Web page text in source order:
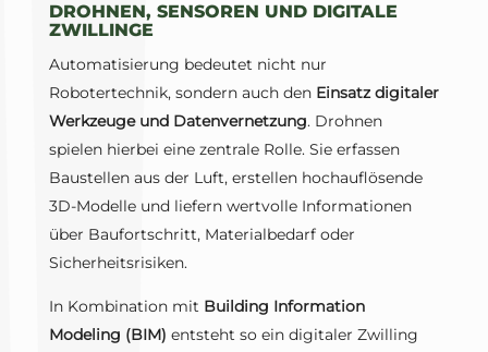
DROHNEN, SENSOREN UND DIGITALE
ZWILLINGE
Automatisierung bedeutet nicht nur
Robotertechnik, sondern auch den Einsatz digitaler
Werkzeuge und Datenvernetzung. Drohnen
spielen hierbei eine zentrale Rolle. Sie erfassen
Baustellen aus der Luft, erstellen hochauflösende
3D-Modelle und liefern wertvolle Informationen
über Baufortschritt, Materialbedarf oder
Sicherheitsrisiken.
In Kombination mit Building Information
Modeling (BIM) entsteht so ein digitaler Zwilling